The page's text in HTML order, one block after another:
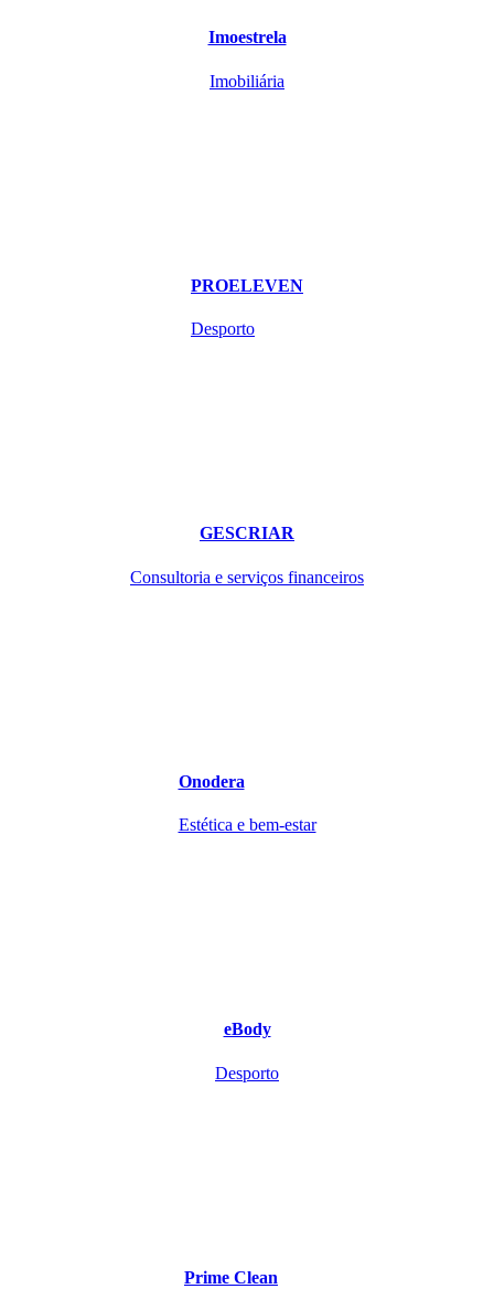
Imoestrela
Imobiliária
PROELEVEN
Desporto
GESCRIAR
Consultoria e serviços financeiros
Onodera
Estética e bem-estar
eBody
Desporto
Prime Clean